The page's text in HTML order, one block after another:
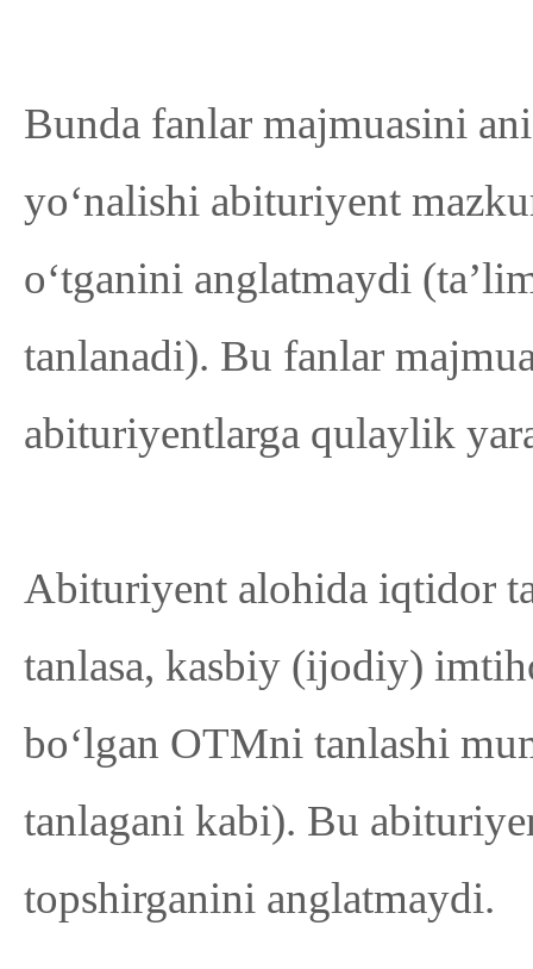
Bunda fanlar majmuasini
yo‘nalishi abituriyent
o‘tganini anglatmaydi
tanlanadi). Bu fanlar
abituriyentlarga qulaylik
Abituriyent alohida iqtidor
tanlasa, kasbiy (ijodiy)
bo‘lgan OTMni tanlashi
tanlagani kabi). Bu
topshirganini anglatmaydi.